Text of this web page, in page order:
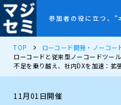
参加者の役に立つ、”
TOP
ローコード開発・ノーコー
ローコードと従来型ノーコードツー
不足を乗り越え、社内DXを加速：拡
11月01日開催